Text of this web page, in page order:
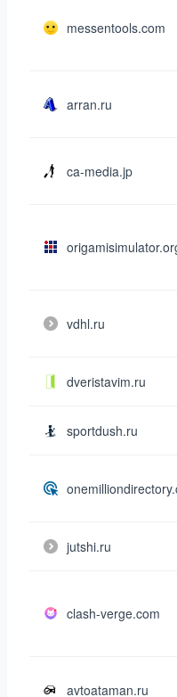
messentools.com
arran.ru
ca-media.jp
vdhl.ru
dveristavim.ru
sportdush.ru
jutshi.ru
clash-verge.com
avtoataman.ru